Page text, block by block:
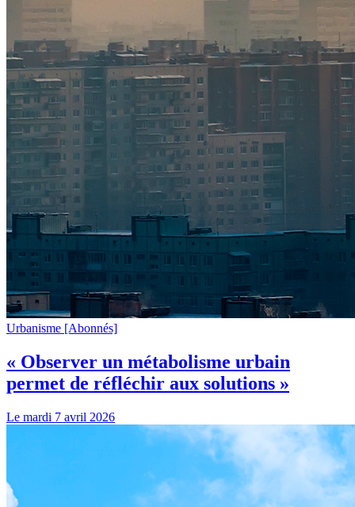
Urbanisme [Abonnés]
« Observer un métabolisme urbain
permet de réfléchir aux solutions »
Le mardi 7 avril 2026